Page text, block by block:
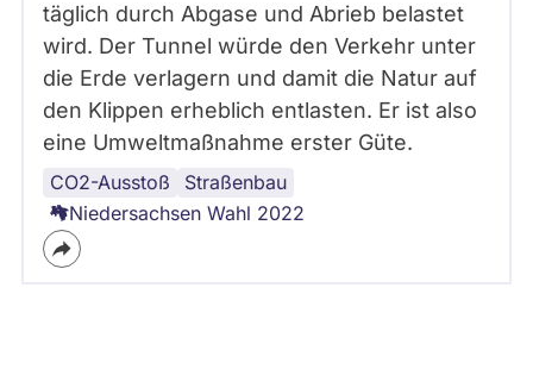
täglich durch Abgase und Abrieb belastet
wird. Der Tunnel würde den Verkehr unter
die Erde verlagern und damit die Natur auf
den Klippen erheblich entlasten. Er ist also
eine Umweltmaßnahme erster Güte.
CO2-Ausstoß Straßenbau
Mobilität
Niedersachsen Wahl 2022